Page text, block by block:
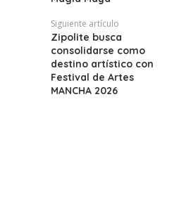
Siguiente artículo
Zipolite busca
consolidarse como
destino artístico con
Festival de Artes
MANCHA 2026